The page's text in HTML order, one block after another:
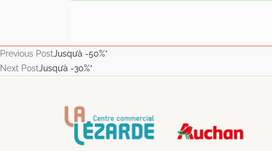
Previous PostJusqu’à -50%*
Next PostJusqu’à -30%*